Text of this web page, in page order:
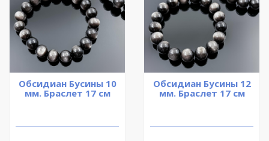
Обсидиан Бусины 10
мм. Браслет 17 см
Обсидиан Бусины 12
мм. Браслет 17 см